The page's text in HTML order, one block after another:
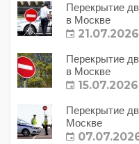
Перекрытие
в Москве
21.07.2026
Перекрытие
в Москве
15.07.2026
Перекрытие
Москве